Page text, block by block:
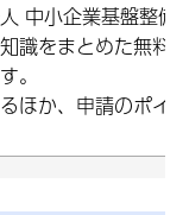
中小企業基盤整備
識をまとめた無料
。
ほか、申請のポイ